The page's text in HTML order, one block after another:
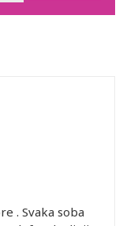
. Svaka soba